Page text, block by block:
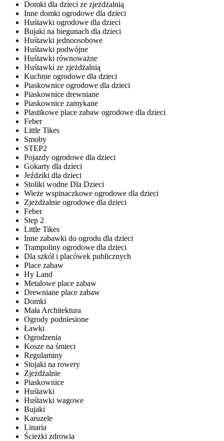
Domki dla dzieci ze zjeżdżalnią
Inne domki ogrodowe dla dzieci
Huśtawki ogrodowe dla dzieci
Bujaki na biegunach dla dzieci
Huśtawki jednoosobowe
Huśtawki podwójne
Huśtawki równoważne
Huśtawki ze zjeżdżalnią
Kuchnie ogrodowe dla dzieci
Piaskownice ogrodowe dla dzieci
Piaskownice drewniane
Piaskownice zamykane
Plastikowe place zabaw ogrodowe dla dzieci
Feber
Little Tikes
Smoby
STEP2
Pojazdy ogrodowe dla dzieci
Gokarty dla dzieci
Jeździki dla dzieci
Stoliki wodne Dla Dzieci
Wieże wspinaczkowe ogrodowe dla dzieci
Zjeżdżalnie ogrodowe dla dzieci
Feber
Step 2
Little Tikes
Inne zabawki do ogrodu dla dzieci
Trampoliny ogrodowe dla dzieci
Dla szkół i placówek publicznych
Place zabaw
Hy Land
Metalowe place zabaw
Drewniane place zabaw
Domki
Mała Architektura
Ogrody podniesione
Ławki
Ogrodzenia
Kosze na śmieci
Regulaminy
Stojaki na rowery
Zjeżdżalnie
Piaskownice
Huśtawki
Huśtawki wagowe
Bujaki
Karuzele
Linaria
Ścieżki zdrowia